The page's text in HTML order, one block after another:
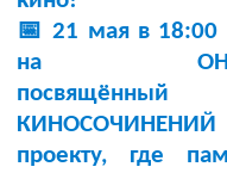
📅 21 мая в 18:00
на
КИНОСОЧИНЕНИЙ
проекту, где